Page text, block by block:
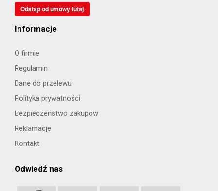
Odstąp od umowy tutaj
Informacje
O firmie
Regulamin
Dane do przelewu
Polityka prywatności
Bezpieczeństwo zakupów
Reklamacje
Kontakt
Odwiedź nas